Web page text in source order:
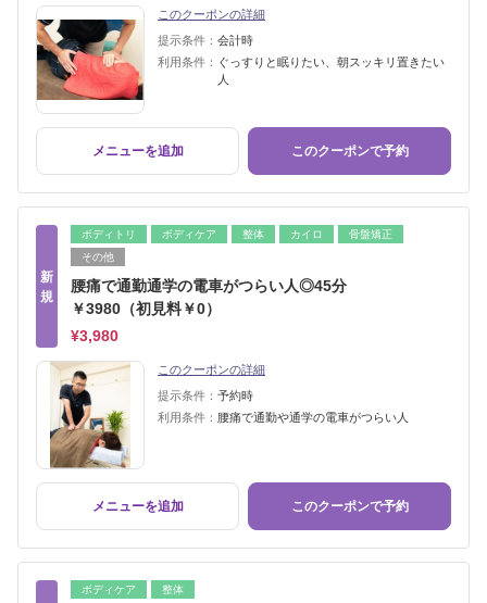
このクーポンの詳細
提示条件： 会計時
利用条件： ぐっすりと眠りたい、朝スッキリ置きたい
人
メニューを追加 このクーポンで予約
新
規
ボディトリ ボディケア 整体 カイロ
骨盤矯正
その他
腰痛で通勤通学の電車がつらい人◎45分
￥3980（初見料￥0）
¥3,980
このクーポンの詳細
提示条件： 予約時
利用条件： 腰痛で通勤や通学の電車がつらい人
メニューを追加 このクーポンで予約
ボディケア 整体